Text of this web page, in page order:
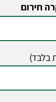
חירום
בלבד)